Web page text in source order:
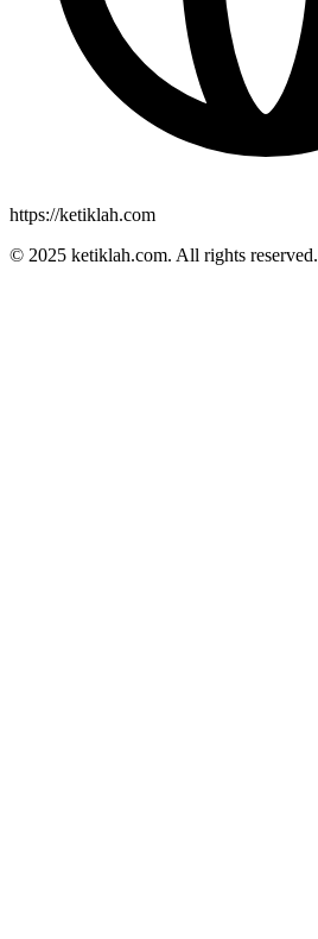
https://ketiklah.com
© 2025 ketiklah.com. All rights reserved.